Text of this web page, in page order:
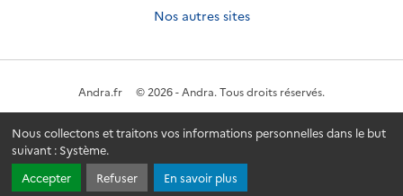
Nous collectons et traitons vos informations personnelles dans le but
suivant : Système.
Accepter
Refuser En savoir plus
Nos autres sites
Andra.fr © 2026 - Andra. Tous droits réservés.